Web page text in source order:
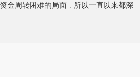
金周转困难的局面，所以一直以来都深